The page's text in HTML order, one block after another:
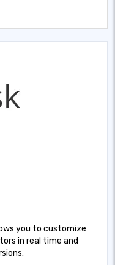
you to customize
in real time and